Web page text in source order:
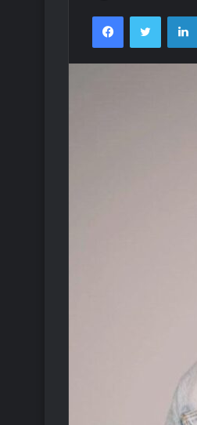
FacebookTwitter